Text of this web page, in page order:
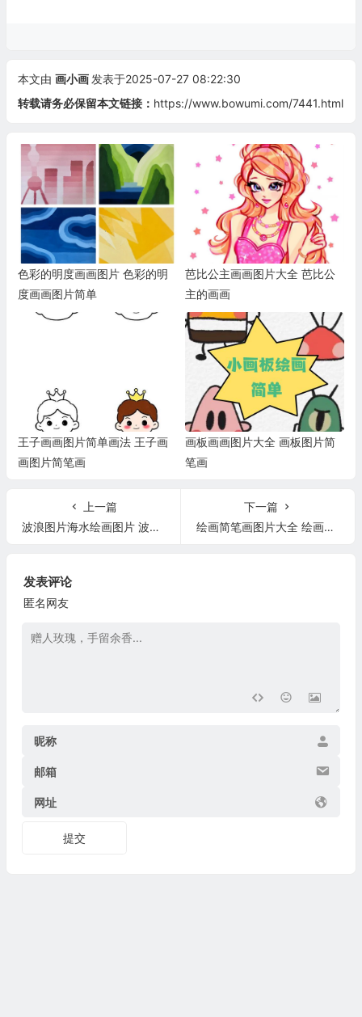
本文由 画小画 发表于2025-07-27 08:22:30
转载请务必保留本文链接： https://www.bowumi.com/7441.html
色彩的明度画画图片 色彩的明
度画画图片简单
芭比公主画画图片大全 芭比公
主的画画
王子画画图片简单画法 王子画
画图片简笔画
画板画画图片大全 画板图片简
笔画
上一篇
波浪图片海水绘画图片 波浪图片海水绘画图片简单
下一篇
绘画简笔画图片大全 绘画简笔画作品
发表评论
匿名网友
昵称
邮箱
网址
提交